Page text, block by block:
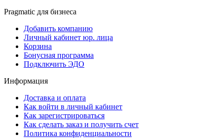
Pragmatic для бизнеса
Добавить компанию
Личный кабинет юр. лица
Корзина
Бонусная программа
Подключить ЭДО
Информация
Доставка и оплата
Как войти в личный кабинет
Как зарегистрироваться
Как сделать заказ и получить счет
Политика конфиденциальности